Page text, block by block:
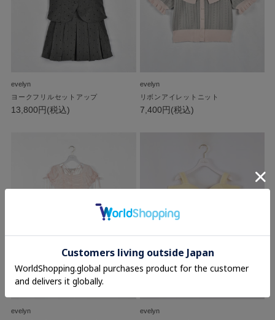
evelyn
ヨークフリルセットアップ
13,800円(税込)
evelyn
リボンアイレットニット
7,400円(税込)
evelyn
evelyn